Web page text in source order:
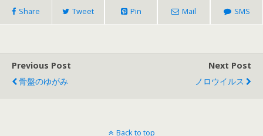
Share Tweet Pin Mail SMS
Previous Post
骨盤のゆがみ
Next Post
ノロウイルス
Back to top